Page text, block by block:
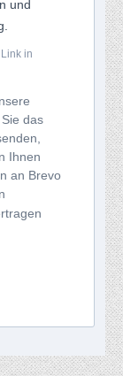
und
in
das
Ihnen
an Brevo